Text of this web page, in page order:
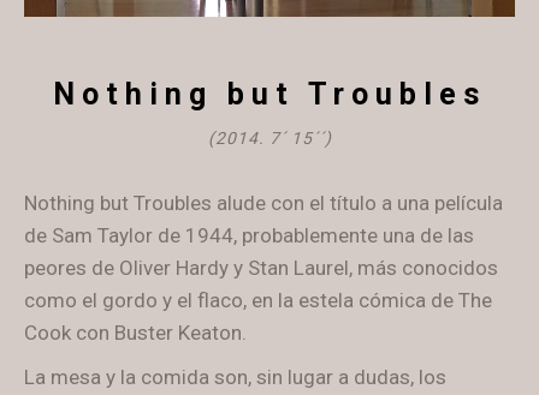
Nothing but Troubles
(2014. 7´ 15´´)
Nothing but Troubles alude con el título a una película
de Sam Taylor de 1944, probablemente una de las
peores de Oliver Hardy y Stan Laurel, más conocidos
como el gordo y el flaco, en la estela cómica de The
Cook con Buster Keaton.
La mesa y la comida son, sin lugar a dudas, los